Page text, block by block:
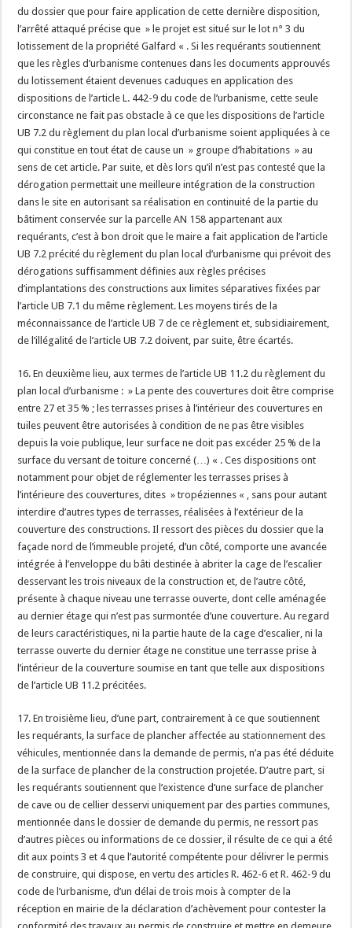
du dossier que pour faire application de cette dernière disposition,
l’arrêté attaqué précise que » le projet est situé sur le lot n° 3 du
lotissement de la propriété Galfard « . Si les requérants soutiennent
que les règles d’urbanisme contenues dans les documents approuvés
du lotissement étaient devenues caduques en application des
dispositions de l’article L. 442-9 du code de l’urbanisme, cette seule
circonstance ne fait pas obstacle à ce que les dispositions de l’article
UB 7.2 du règlement du plan local d’urbanisme soient appliquées à ce
qui constitue en tout état de cause un » groupe d’habitations » au
sens de cet article. Par suite, et dès lors qu’il n’est pas contesté que la
dérogation permettait une meilleure intégration de la construction
dans le site en autorisant sa réalisation en continuité de la partie du
bâtiment conservée sur la parcelle AN 158 appartenant aux
requérants, c’est à bon droit que le maire a fait application de l’article
UB 7.2 précité du règlement du plan local d’urbanisme qui prévoit des
dérogations suffisamment définies aux règles précises
d’implantations des constructions aux limites séparatives fixées par
l’article UB 7.1 du même règlement. Les moyens tirés de la
méconnaissance de l’article UB 7 de ce règlement et, subsidiairement,
de l’illégalité de l’article UB 7.2 doivent, par suite, être écartés.
16. En deuxième lieu, aux termes de l’article UB 11.2 du règlement du
plan local d’urbanisme : » La pente des couvertures doit être comprise
entre 27 et 35 % ; les terrasses prises à l’intérieur des couvertures en
tuiles peuvent être autorisées à condition de ne pas être visibles
depuis la voie publique, leur surface ne doit pas excéder 25 % de la
surface du versant de toiture concerné (…) « . Ces dispositions ont
notamment pour objet de réglementer les terrasses prises à
l’intérieure des couvertures, dites » tropéziennes « , sans pour autant
interdire d’autres types de terrasses, réalisées à l’extérieur de la
couverture des constructions. Il ressort des pièces du dossier que la
façade nord de l’immeuble projeté, d’un côté, comporte une avancée
intégrée à l’enveloppe du bâti destinée à abriter la cage de l’escalier
desservant les trois niveaux de la construction et, de l’autre côté,
présente à chaque niveau une terrasse ouverte, dont celle aménagée
au dernier étage qui n’est pas surmontée d’une couverture. Au regard
de leurs caractéristiques, ni la partie haute de la cage d’escalier, ni la
terrasse ouverte du dernier étage ne constitue une terrasse prise à
l’intérieur de la couverture soumise en tant que telle aux dispositions
de l’article UB 11.2 précitées.
17. En troisième lieu, d’une part, contrairement à ce que soutiennent
les requérants, la surface de plancher affectée au stationnement des
véhicules, mentionnée dans la demande de permis, n’a pas été déduite
de la surface de plancher de la construction projetée. D’autre part, si
les requérants soutiennent que l’existence d’une surface de plancher
de cave ou de cellier desservi uniquement par des parties communes,
mentionnée dans le dossier de demande du permis, ne ressort pas
d’autres pièces ou informations de ce dossier, il résulte de ce qui a été
dit aux points 3 et 4 que l’autorité compétente pour délivrer le permis
de construire, qui dispose, en vertu des articles R. 462-6 et R. 462-9 du
code de l’urbanisme, d’un délai de trois mois à compter de la
réception en mairie de la déclaration d’achèvement pour contester la